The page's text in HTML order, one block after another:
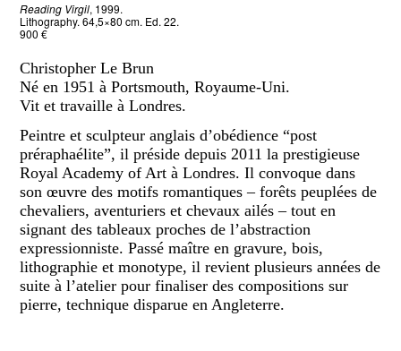
Reading Virgil, 1999.
Lithography. 64,5×80 cm. Ed. 22.
900 €
Christopher Le Brun
Né en 1951 à Portsmouth, Royaume-Uni.
Vit et travaille à Londres.
Peintre et sculpteur anglais d’obédience “post
préraphaélite”, il préside depuis 2011 la prestigieuse
Royal Academy of Art à Londres. Il convoque dans
son œuvre des motifs romantiques – forêts peuplées de
chevaliers, aventuriers et chevaux ailés – tout en
signant des tableaux proches de l’abstraction
expressionniste. Passé maître en gravure, bois,
lithographie et monotype, il revient plusieurs années de
suite à l’atelier pour finaliser des compositions sur
pierre, technique disparue en Angleterre.